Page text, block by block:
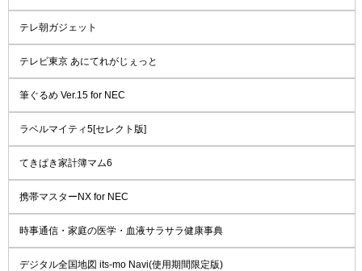
テレ朝ガジェット
テレビ東京 あにてれがじぇっと
筆ぐるめ Ver.15 for NEC
ラベルマイティ5[セレクト版]
てきぱき家計簿マム6
携帯マスターNX for NEC
時事通信・家庭の医学・血液サラサラ健康事典
デジタル全国地図 its-mo Navi(使用期間限定版)